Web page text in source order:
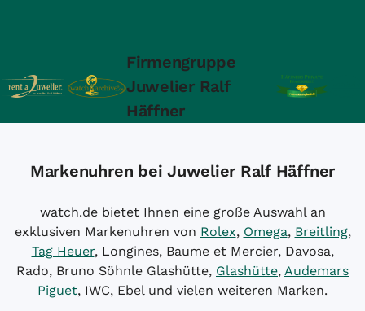
Firmengruppe
Juwelier Ralf
Häffner
Markenuhren bei Juwelier Ralf Häffner
watch.de bietet Ihnen eine große Auswahl an
exklusiven Markenuhren von Rolex, Omega, Breitling,
Tag Heuer, Longines, Baume et Mercier, Davosa,
Rado, Bruno Söhnle Glashütte, Glashütte, Audemars
Piguet, IWC, Ebel und vielen weiteren Marken.